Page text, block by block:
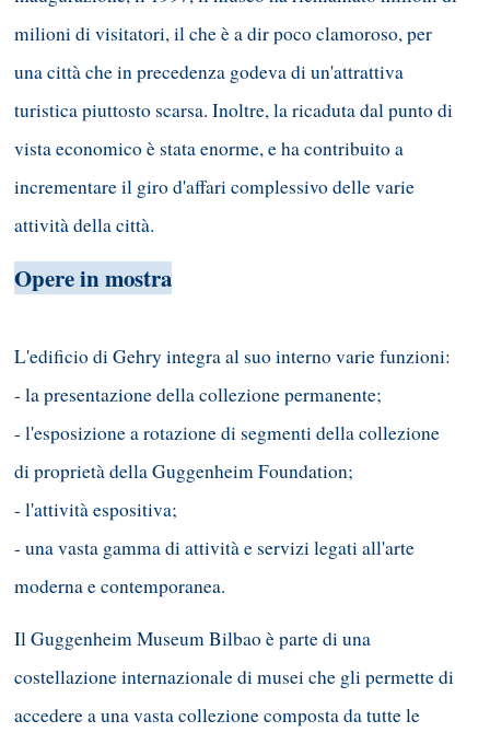
milioni di visitatori, il che è a dir poco clamoroso, per
una città che in precedenza godeva di un'attrattiva
turistica piuttosto scarsa. Inoltre, la ricaduta dal punto di
vista economico è stata enorme, e ha contribuito a
incrementare il giro d'affari complessivo delle varie
attività della città.
Opere in mostra
L'edificio di Gehry integra al suo interno varie funzioni:
- la presentazione della collezione permanente;
- l'esposizione a rotazione di segmenti della collezione
di proprietà della Guggenheim Foundation;
- l'attività espositiva;
- una vasta gamma di attività e servizi legati all'arte
moderna e contemporanea.
Il Guggenheim Museum Bilbao è parte di una
costellazione internazionale di musei che gli permette di
accedere a una vasta collezione composta da tutte le